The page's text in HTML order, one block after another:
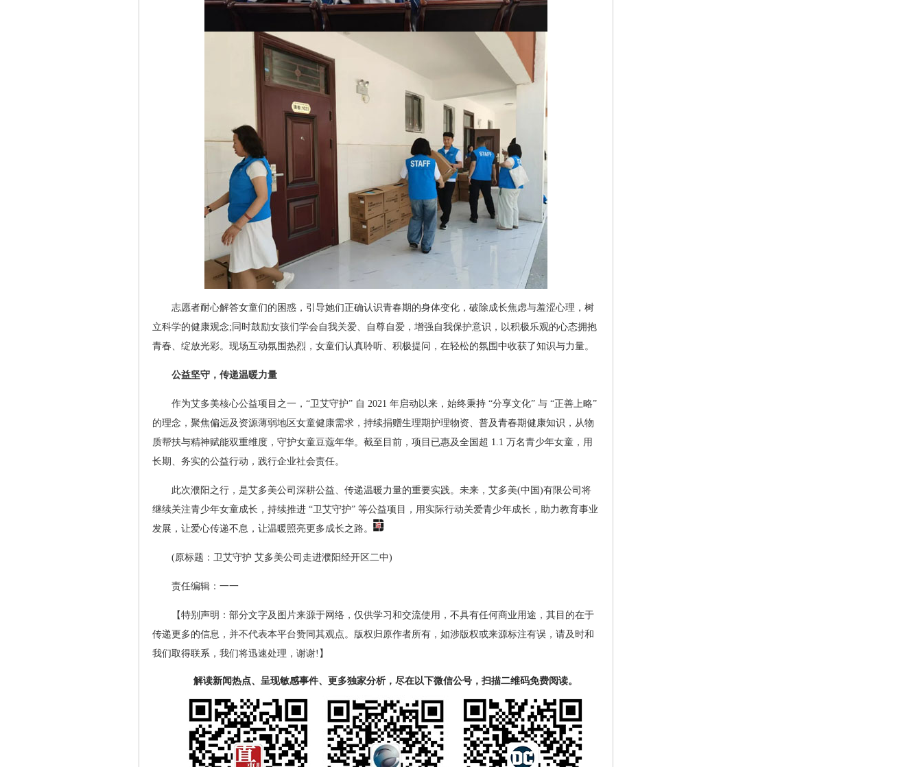
志愿者耐心解答女童们的困惑，引导她们正确认识青春期的身体变化，破除成长焦虑与羞涩心理，树
立科学的健康观念;同时鼓励女孩们学会自我关爱、自尊自爱，增强自我保护意识，以积极乐观的心态拥抱
青春、绽放光彩。现场互动氛围热烈，女童们认真聆听、积极提问，在轻松的氛围中收获了知识与力量。
公益坚守，传递温暖力量
作为艾多美核心公益项目之一，“卫艾守护” 自 2021 年启动以来，始终秉持 “分享文化” 与 “正善上略”
的理念，聚焦偏远及资源薄弱地区女童健康需求，持续捐赠生理期护理物资、普及青春期健康知识，从物
质帮扶与精神赋能双重维度，守护女童豆蔻年华。截至目前，项目已惠及全国超 1.1 万名青少年女童，用
长期、务实的公益行动，践行企业社会责任。
此次濮阳之行，是艾多美公司深耕公益、传递温暖力量的重要实践。未来，艾多美(中国)有限公司将
继续关注青少年女童成长，持续推进 “卫艾守护” 等公益项目，用实际行动关爱青少年成长，助力教育事业
发展，让爱心传递不息，让温暖照亮更多成长之路。
(原标题：卫艾守护 艾多美公司走进濮阳经开区二中)
责任编辑：一一
【特别声明：部分文字及图片来源于网络，仅供学习和交流使用，不具有任何商业用途，其目的在于
传递更多的信息，并不代表本平台赞同其观点。版权归原作者所有，如涉版权或来源标注有误，请及时和
我们取得联系，我们将迅速处理，谢谢!】
解读新闻热点、呈现敏感事件、更多独家分析，尽在以下微信公号，扫描二维码免费阅读。